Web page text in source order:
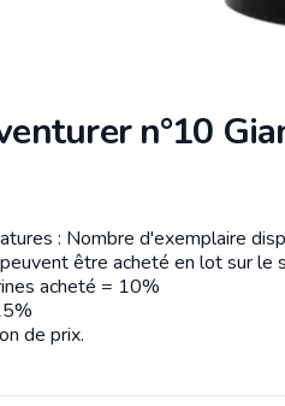
n°10
: Nombre d'exemplaire
être acheté en lot sur le
acheté = 10%
de prix.